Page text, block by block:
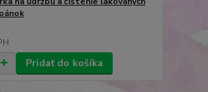
Pridať do košíka